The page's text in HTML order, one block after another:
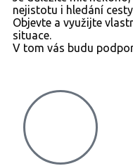
nejistotu i hledání
Objevte a využijte
situace.
V tom vás budu